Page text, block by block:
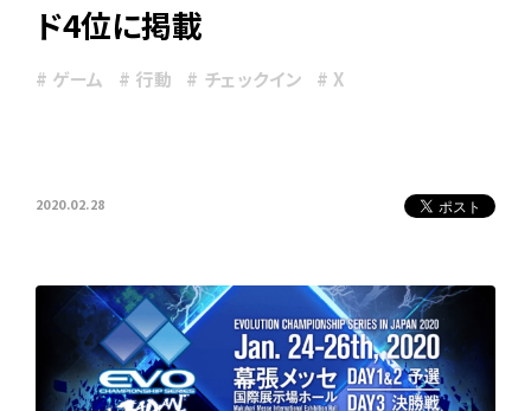
ド4位に掲載
# ゲーム # 行動 # チェックイン # X
2020.02.28